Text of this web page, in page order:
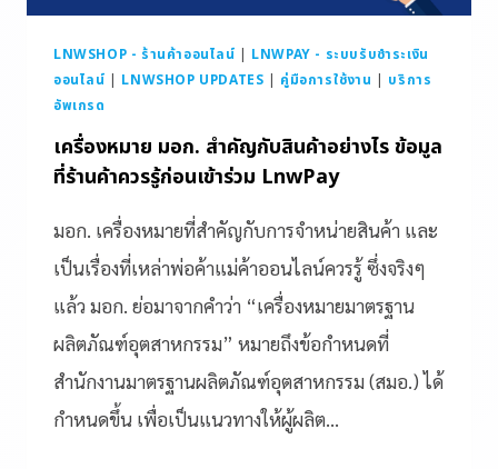
LNWSHOP - ร้านค้าออนไลน์ | LNWPAY - ระบบรับชำระเงิน
ออนไลน์ | LNWSHOP UPDATES | คู่มือการใช้งาน | บริการ
อัพเกรด
เครื่องหมาย มอก. สำคัญกับสินค้าอย่างไร ข้อมูล
ที่ร้านค้าควรรู้ก่อนเข้าร่วม LnwPay
มอก. เครื่องหมายที่สำคัญกับการจำหน่ายสินค้า และ
เป็นเรื่องที่เหล่าพ่อค้าแม่ค้าออนไลน์ควรรู้ ซึ่งจริงๆ
แล้ว มอก. ย่อมาจากคำว่า “เครื่องหมายมาตรฐาน
ผลิตภัณฑ์อุตสาหกรรม” หมายถึงข้อกำหนดที่
สำนักงานมาตรฐานผลิตภัณฑ์อุตสาหกรรม (สมอ.) ได้
กำหนดขึ้น เพื่อเป็นแนวทางให้ผู้ผลิต…